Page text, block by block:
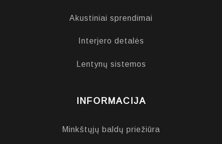
Akustiniai sprendimai
Interjero detalės
Lentynų sistemos
INFORMACIJA
Minkštųjų baldų priežiūra